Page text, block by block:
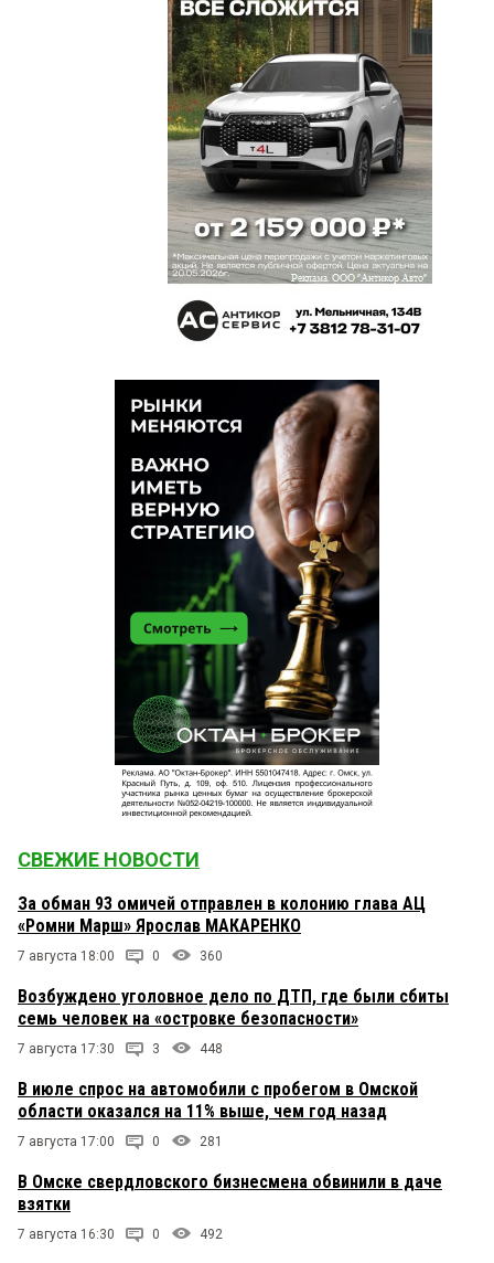
СВЕЖИЕ НОВОСТИ
За обман 93 омичей отправлен в колонию глава АЦ
«Ромни Марш» Ярослав МАКАРЕНКО
7 августа 18:00 0 360
Возбуждено уголовное дело по ДТП, где были сбиты
семь человек на «островке безопасности»
7 августа 17:30 3 448
В июле спрос на автомобили с пробегом в Омской
области оказался на 11% выше, чем год назад
7 августа 17:00 0 281
В Омске свердловского бизнесмена обвинили в даче
взятки
7 августа 16:30 0 492